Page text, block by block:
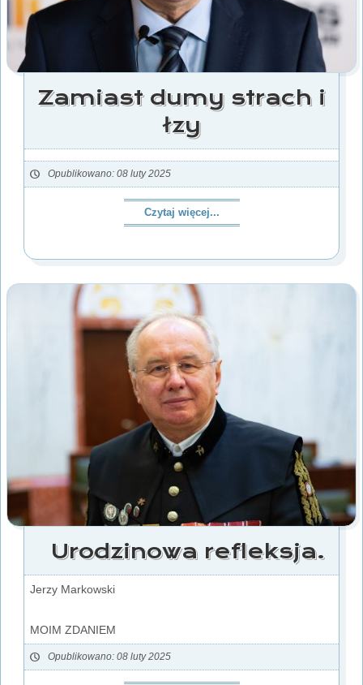
Zamiast dumy strach i
łzy
Opublikowano: 08 luty 2025
Czytaj więcej...
Urodzinowa refleksja.
Jerzy Markowski
MOIM ZDANIEM
Opublikowano: 08 luty 2025